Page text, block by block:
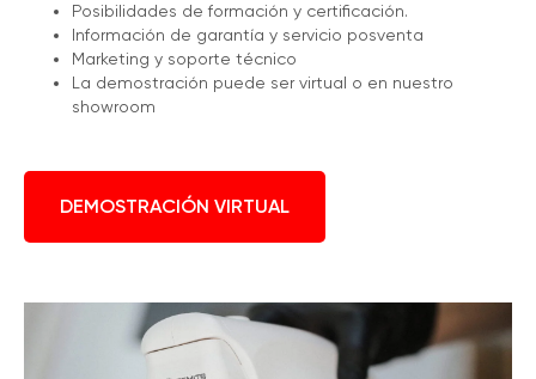
Posibilidades de formación y certificación.
Información de garantía y servicio posventa
Marketing y soporte técnico
La demostración puede ser virtual o en nuestro
showroom
DEMOSTRACIÓN VIRTUAL